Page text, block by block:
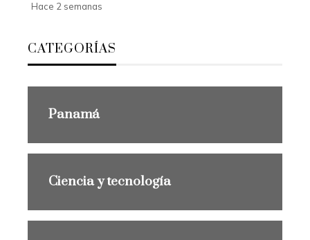
Hace 2 semanas
CATEGORÍAS
Panamá
Ciencia y tecnología